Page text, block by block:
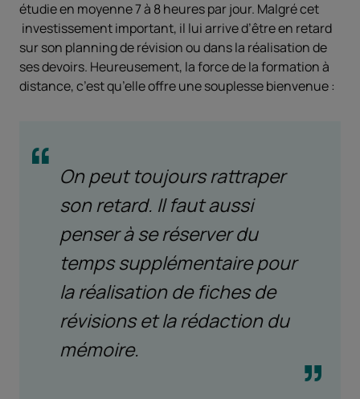
étudie en moyenne 7 à 8 heures par jour. Malgré cet
investissement important, il lui arrive d’être en retard
sur son planning de révision ou dans la réalisation de
ses devoirs. Heureusement, la force de la formation à
distance, c’est qu’elle offre une souplesse bienvenue :
On peut toujours rattraper
son retard. Il faut aussi
penser à se réserver du
temps supplémentaire pour
la réalisation de fiches de
révisions et la rédaction du
mémoire.